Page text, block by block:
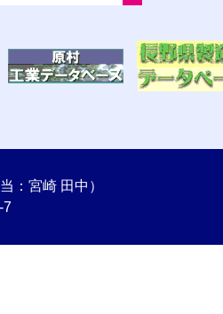
：宮崎 田中）
7